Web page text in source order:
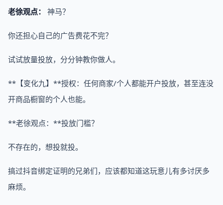
老徐观点： 神马？
你还担心自己的广告费花不完？
试试放量投放，分分钟教你做人。
**【变化九】**授权：任何商家/个人都能开户投放，甚至连没
开商品橱窗的个人也能。
**老徐观点：**投放门槛？
不存在的，想投就投。
搞过抖音绑定证明的兄弟们，应该都知道这玩意儿有多讨厌多
麻烦。